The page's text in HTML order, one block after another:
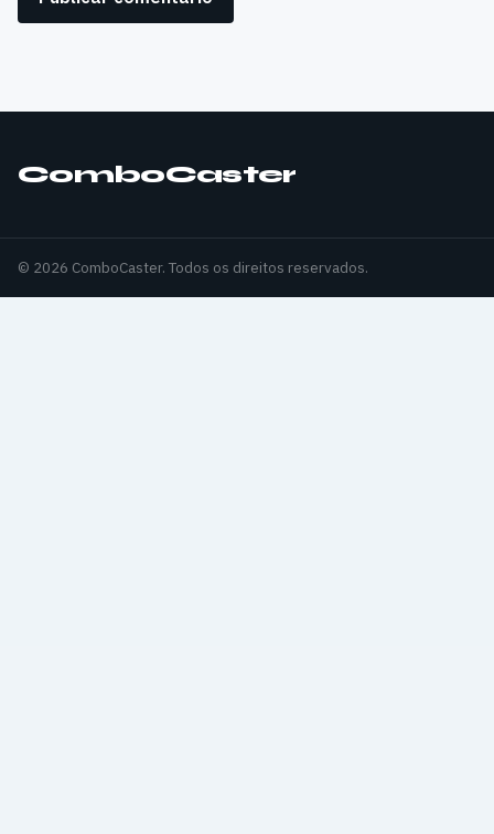
ComboCaster
© 2026 ComboCaster. Todos os direitos reservados.